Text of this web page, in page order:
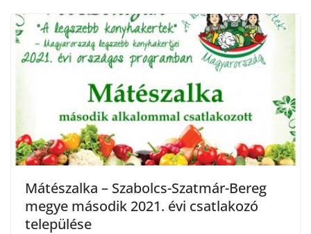
Mátészalka – Szabolcs-Szatmár-Bereg
megye második 2021. évi csatlakozó
települése